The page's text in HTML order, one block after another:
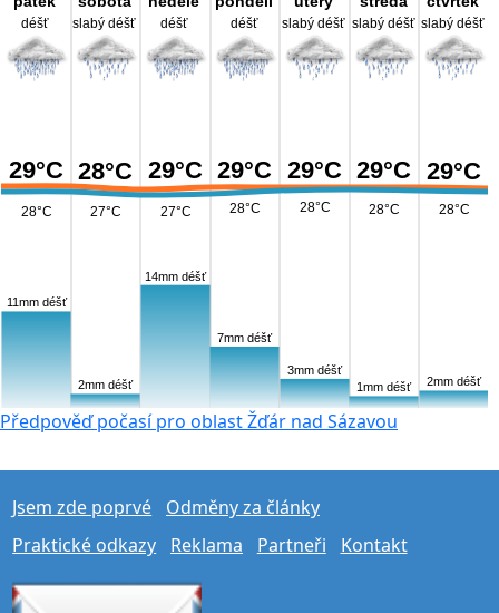
29°C
28°C
11mm déšť
déšť
28°C
27°C
2mm déšť
slabý déšť
29°C
27°C
14mm déšť
déšť
29°C
28°C
7mm déšť
déšť
29°C
28°C
3mm déšť
slabý déšť
29°C
28°C
1mm déšť
slabý déšť
29°C
28°C
2mm déšť
slabý déšť
Předpověď počasí pro oblast Žďár nad Sázavou
Jsem zde poprvé
Odměny za články
Praktické odkazy
Reklama Partneři Kontakt